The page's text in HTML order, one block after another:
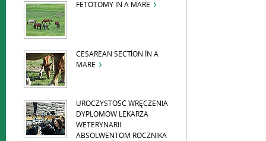
FETOTOMY IN A MARE
CESAREAN SECTİON İN A
MARE
UROCZYSTOŚĆ WRĘCZENIA
DYPLOMÓW LEKARZA
WETERYNARII
ABSOLWENTOM ROCZNIKA